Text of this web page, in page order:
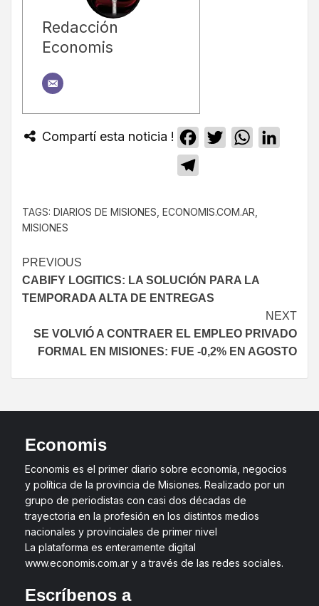
Redacción
Economis
Compartí esta noticia ! Facebook
TwitterWhatsApp
TAGS: DIARIOS DE MISIONES ECONOMIS.COM.AR
MISIONES
PREVIOUS
CABIFY LOGITICS: LA SOLUCIÓN PARA LA
TEMPORADA ALTA DE ENTREGAS
NEXT
SE VOLVIÓ A CONTRAER EL EMPLEO PRIVADO
FORMAL EN MISIONES: FUE -0,2% EN AGOSTO
Economis
Economis es el primer diario sobre economía, negocios
y política de la provincia de Misiones. Realizado por un
grupo de periodistas con casi dos décadas de
trayectoria en la profesión en los distintos medios
nacionales y provinciales de primer nivel
La plataforma es enteramente digital
www.economis.com.ar y a través de las redes sociales.
Escríbenos a